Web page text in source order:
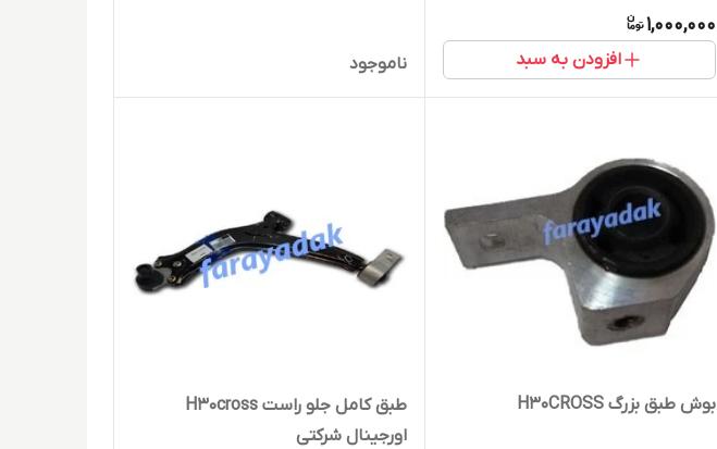
1,000,000
افزودن به سبد ناموجود
بوش طبق بزرگ H30CROSS
طبق کامل جلو راست H30cross
اورجینال شرکتی